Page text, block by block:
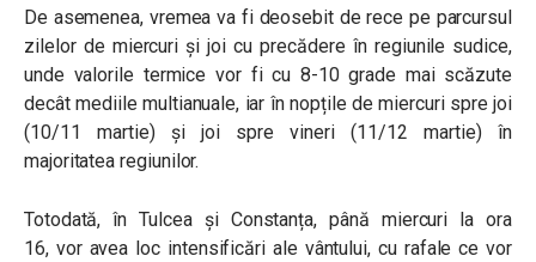
De asemenea, vremea va fi deosebit de rece pe parcursul
zilelor de miercuri și joi cu precădere în regiunile sudice,
unde valorile termice vor fi cu 8-10 grade mai scăzute
decât mediile multianuale, iar în nopțile de miercuri spre joi
(10/11 martie) și joi spre vineri (11/12 martie) în
majoritatea regiunilor.
Totodată, în Tulcea și Constanța, până miercuri la ora
16, vor avea loc intensificări ale vântului, cu rafale ce vor